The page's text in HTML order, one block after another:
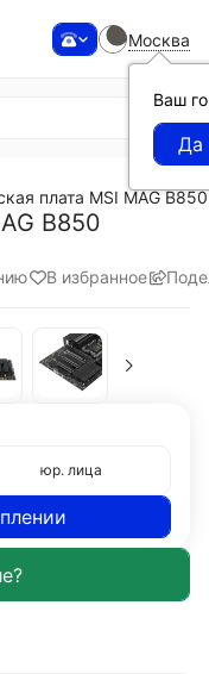
Москва
Ваш
плата MSI MAG
B850
В избранное
юр. лица